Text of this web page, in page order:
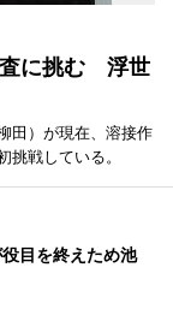
査に挑む 浮世
田）が現在、溶接作
戦している。
目を終えため池